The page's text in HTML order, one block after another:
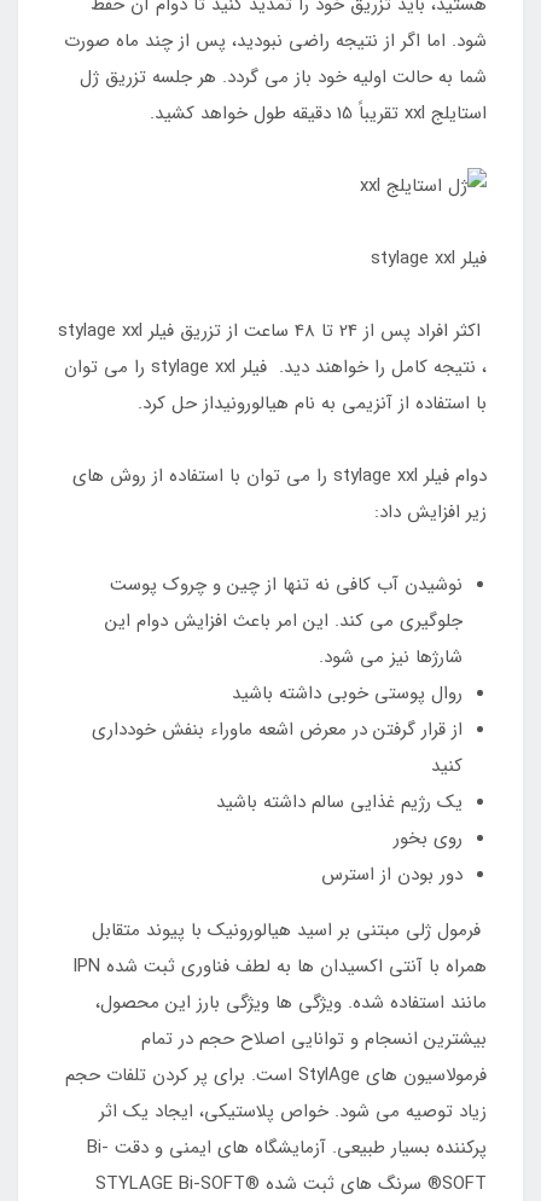
شود. اما اگر از نتیجه راضی نبودید، پس از چند ماه صورت
شما به حالت اولیه خود باز می گردد. هر جلسه تزریق ژل
استایلج xxl تقریباً 15 دقیقه طول خواهد کشید.
فيلر stylage xxl
اکثر افراد پس از 24 تا 48 ساعت از تزریق فيلر stylage xxl
، نتیجه کامل را خواهند دید. فيلر stylage xxl را می توان
با استفاده از آنزیمی به نام هیالورونیداز حل کرد.
دوام فيلر stylage xxl را می توان با استفاده از روش های
زیر افزایش داد:
نوشیدن آب کافی نه تنها از چین و چروک پوست
جلوگیری می کند. این امر باعث افزایش دوام این
شارژها نیز می شود.
روال پوستی خوبی داشته باشید
از قرار گرفتن در معرض اشعه ماوراء بنفش خودداری
کنید
یک رژیم غذایی سالم داشته باشید
روی بخور
دور بودن از استرس
فرمول ژلی مبتنی بر اسید هیالورونیک با پیوند متقابل
همراه با آنتی اکسیدان ها به لطف فناوری ثبت شده IPN
مانند استفاده شده. ویژگی ها ویژگی بارز این محصول،
بیشترین انسجام و توانایی اصلاح حجم در تمام
فرمولاسیون های StylAge است. برای پر کردن تلفات حجم
زیاد توصیه می شود. خواص پلاستیکی، ایجاد یک اثر
پرکننده بسیار طبیعی. آزمایشگاه های ایمنی و دقت Bi-
SOFT® سرنگ های ثبت شده STYLAGE Bi-SOFT®